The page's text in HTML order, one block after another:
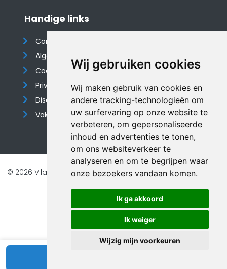
Wij gebruiken cookies
Wij maken gebruik van cookies en
andere tracking-technologieën om
uw surfervaring op onze website te
verbeteren, om gepersonaliseerde
inhoud en advertenties te tonen,
om ons websiteverkeer te
analyseren en om te begrijpen waar
onze bezoekers vandaan komen.
Ik ga akkoord
Ik weiger
Wijzig mijn voorkeuren
Handige links
Contact
Algemene voorwaarden
Cookieverklaring
Privacyverklaring
Disclaimer
Vakantiehuis website
© 2026 Vilando Vakantiehuizen |Website door FalcoTravel